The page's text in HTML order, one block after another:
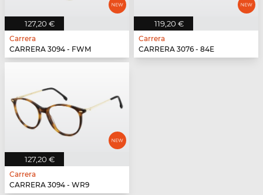
127,20 €
Carrera
CARRERA 3094 - FWM
119,20 €
Carrera
CARRERA 3076 - 84E
127,20 €
Carrera
CARRERA 3094 - WR9